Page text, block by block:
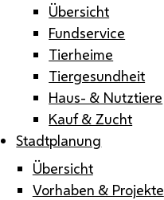
Übersicht
Fundservice
Tierheime
Tiergesundheit
Haus- & Nutztiere
Kauf & Zucht
Stadtplanung
Übersicht
Vorhaben & Projekte